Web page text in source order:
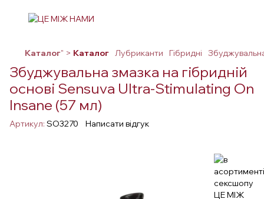
Каталог" > Каталог Лубриканти Гібридні
Збуджувальна змазка на гібридній
основі Sensuva Ultra-Stimulating On
Insane (57 мл)
Артикул: SO3270 Написати відгук